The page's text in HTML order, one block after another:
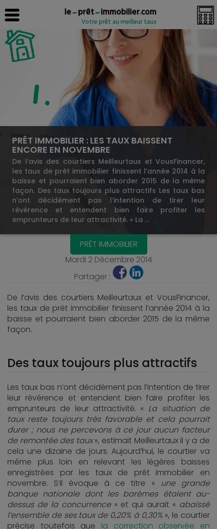
le prêt immobilier.com
Votre prêt au meilleur taux
PRÊT IMMOBILIER : LES TAUX BAISSENT
ENCORE EN NOVEMBRE
De l’avis des courtiers Meilleurtaux et VousFinancer,
les taux de prêt immobilier finissent l’année 2014 à la
baisse et pourraient bien aborder 2015 de la même
façon. Des taux toujours plus attractifs Les taux bas
n’ont décidément pas l’intention de tirer leur
révérence et entendent bien faire profiter les
emprunteurs de leur attractivité. « La …
PRÊT IMMOBILIER
Mardi 2 Décembre 2014
Partager :
De l’avis des courtiers Meilleurtaux et VousFinancer,
les taux de prêt immobilier finissent l’année 2014 à la
baisse et pourraient bien aborder 2015 de la même
façon.
Des taux toujours plus attractifs
Les taux bas n’ont décidément pas l’intention de tirer
leur révérence et entendent bien faire profiter les
emprunteurs de leur attractivité. « La situation de
taux reste toujours très favorable et cela pourrait
durer ; nous ne percevons à ce jour aucun facteur
de remontée des taux», estimait Meilleurtaux il y a de
cela une dizaine de jours. Aujourd’hui, le courtier va
même plus loin en relevant les légères baisses
enregistrées par les taux de prêt immobilier en
novembre. S’il évoque à ce titre « une grande
banque nationale dont les barèmes étaient au-
dessus de la concurrence» et qui aurait « abaissé
l’ensemble de ses taux de 0,20% à 0,30%», le courtier
précise toutefois que la correction observée en